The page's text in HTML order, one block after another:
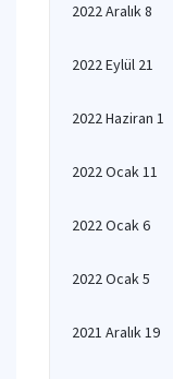
2022 Aralık 8
2022 Eylül 21
2022 Haziran 1
2022 Ocak 11
2022 Ocak 6
2022 Ocak 5
2021 Aralık 19